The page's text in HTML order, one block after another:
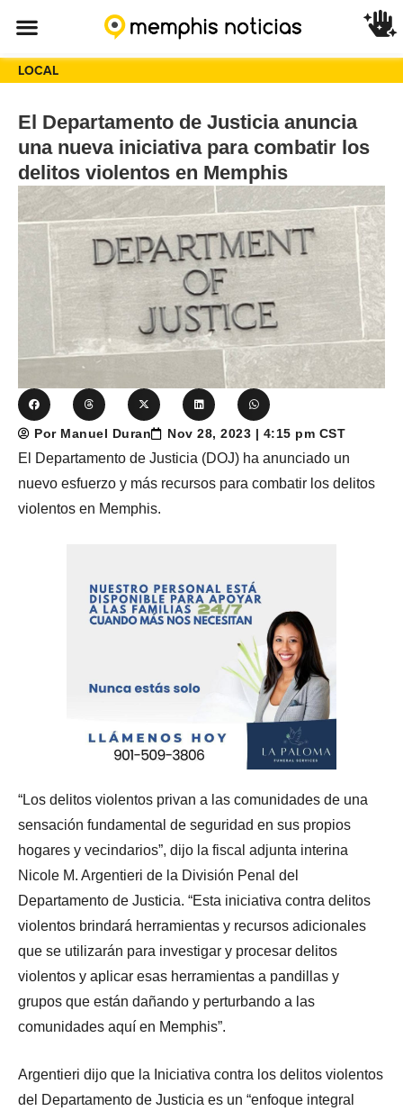
LOCAL
El Departamento de Justicia anuncia
una nueva iniciativa para combatir los
delitos violentos en Memphis
Por Manuel Duran Nov 28, 2023 | 4:15 pm CST
El Departamento de Justicia (DOJ) ha anunciado un
nuevo esfuerzo y más recursos para combatir los delitos
violentos en Memphis.
“Los delitos violentos privan a las comunidades de una
sensación fundamental de seguridad en sus propios
hogares y vecindarios”, dijo la fiscal adjunta interina
Nicole M. Argentieri de la División Penal del
Departamento de Justicia. “Esta iniciativa contra delitos
violentos brindará herramientas y recursos adicionales
que se utilizarán para investigar y procesar delitos
violentos y aplicar esas herramientas a pandillas y
grupos que están dañando y perturbando a las
comunidades aquí en Memphis”.
Argentieri dijo que la Iniciativa contra los delitos violentos
del Departamento de Justicia es un “enfoque integral